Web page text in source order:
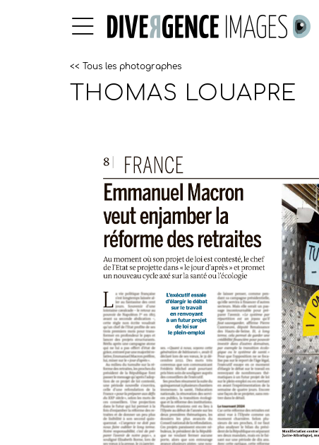
<< Tous les photographes
THOMAS LOUAPRE